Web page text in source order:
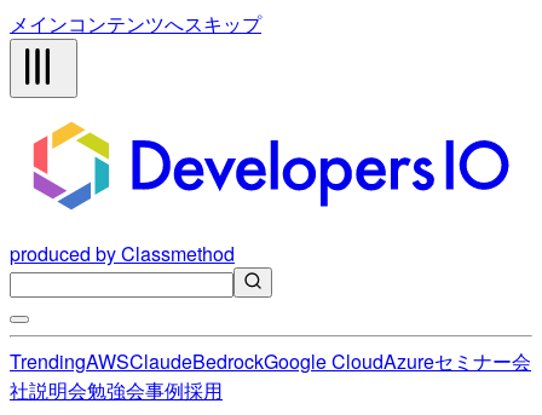
メインコンテンツへスキップ
produced by Classmethod
TrendingAWSClaudeBedrockGoogle CloudAzureセミナー会
社説明会勉強会事例採用